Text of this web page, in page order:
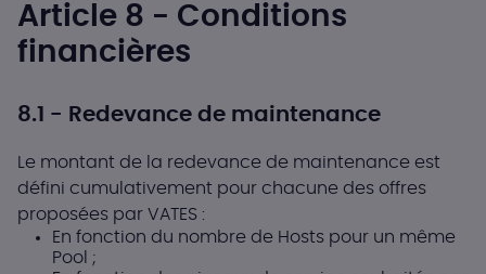
Article 8 - Conditions
financières
8.1 - Redevance de maintenance
Le montant de la redevance de maintenance est
défini cumulativement pour chacune des offres
proposées par VATES :
En fonction du nombre de Hosts pour un même
Pool ;